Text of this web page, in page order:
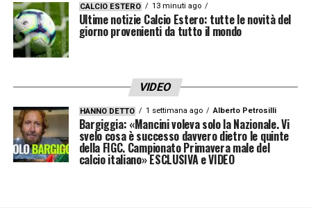
CALCIO ESTERO 13 minuti ago
Ultime notizie Calcio Estero: tutte le novità del
giorno provenienti da tutto il mondo
VIDEO
HANNO DETTO 1 settimana ago Alberto Petrosilli
Bargiggia: «Mancini voleva solo la Nazionale. Vi
svelo cosa è successo davvero dietro le quinte
della FIGC. Campionato Primavera male del
calcio italiano» ESCLUSIVA e VIDEO